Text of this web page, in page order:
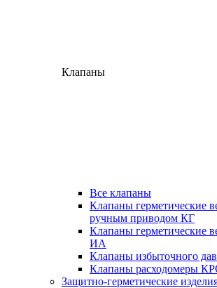
Клапаны
Все клапаны
Клапаны герметические
ручным приводом КГ
Клапаны герметические
ИА
Клапаны избыточного
Клапаны расходомеры
Защитно-герметические